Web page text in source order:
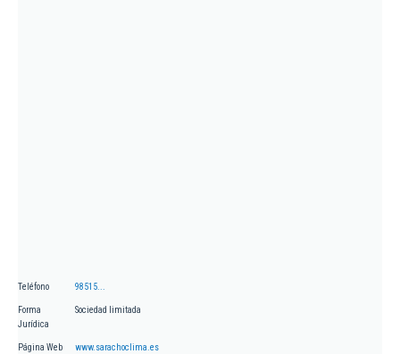
Teléfono 98515...
Forma
Jurídica
Sociedad limitada
Página Web www.sarachoclima.es